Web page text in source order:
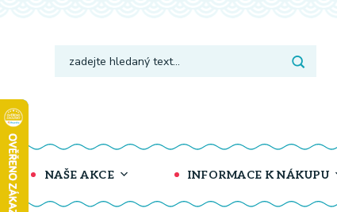
NAŠE AKCE INFORMACE K NÁKUPU